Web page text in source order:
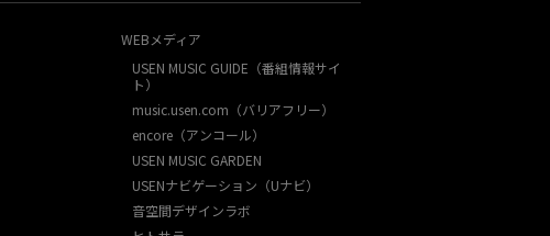
WEBメディア
USEN MUSIC GUIDE（番組情報サイ
ト）
music.usen.com（バリアフリー）
encore（アンコール）
USEN MUSIC GARDEN
USENナビゲーション（Uナビ）
音空間デザインラボ